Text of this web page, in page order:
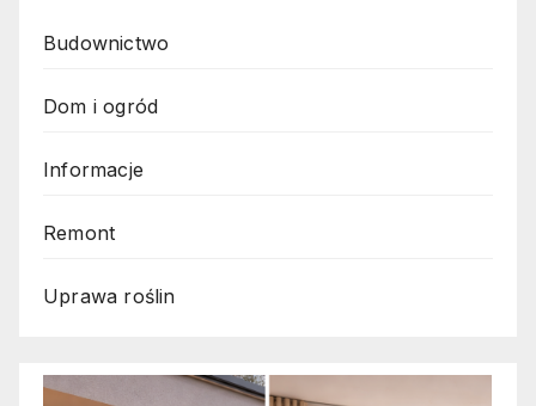
Budownictwo
Dom i ogród
Informacje
Remont
Uprawa roślin